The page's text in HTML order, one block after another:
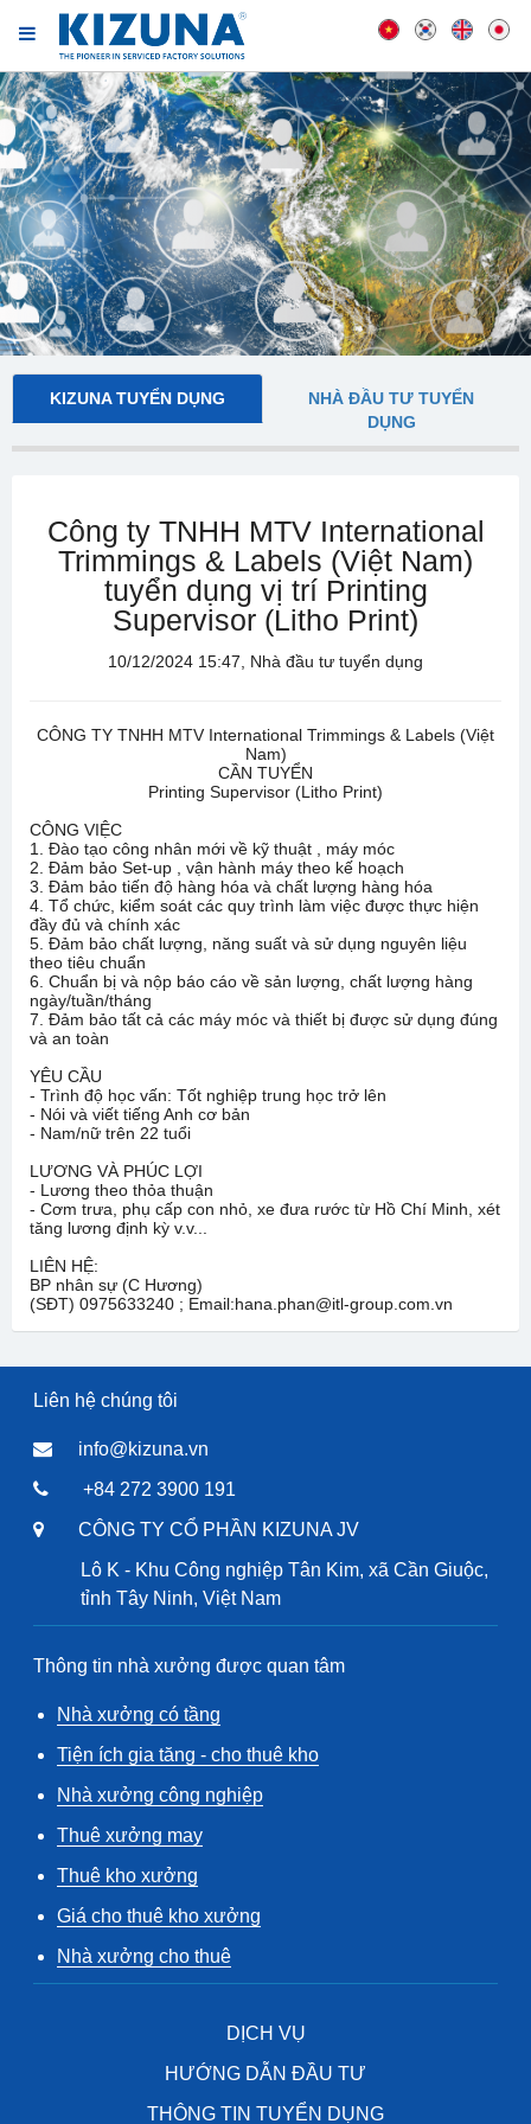
KIZUNA TUYỂN DỤNG
NHÀ ĐẦU TƯ TUYỂN
DỤNG
Công ty TNHH MTV International
Trimmings & Labels (Việt Nam)
tuyển dụng vị trí Printing
Supervisor (Litho Print)
10/12/2024 15:47, Nhà đầu tư tuyển dụng
CÔNG TY TNHH MTV International Trimmings & Labels (Việt
Nam)
CẦN TUYỂN
Printing Supervisor (Litho Print)
CÔNG VIỆC
1. Đào tạo công nhân mới về kỹ thuật , máy móc
2. Đảm bảo Set-up , vận hành máy theo kế hoạch
3. Đảm bảo tiến độ hàng hóa và chất lượng hàng hóa
4. Tổ chức, kiểm soát các quy trình làm việc được thực hiện
đầy đủ và chính xác
5. Đảm bảo chất lượng, năng suất và sử dụng nguyên liệu
theo tiêu chuẩn
6. Chuẩn bị và nộp báo cáo về sản lượng, chất lượng hàng
ngày/tuần/tháng
7. Đảm bảo tất cả các máy móc và thiết bị được sử dụng đúng
và an toàn
YÊU CẦU
- Trình độ học vấn: Tốt nghiệp trung học trở lên
- Nói và viết tiếng Anh cơ bản
- Nam/nữ trên 22 tuổi
LƯƠNG VÀ PHÚC LỢI
- Lương theo thỏa thuận
- Cơm trưa, phụ cấp con nhỏ, xe đưa rước từ Hồ Chí Minh, xét
tăng lương định kỳ v.v...
LIÊN HỆ:
BP nhân sự (C Hương)
(SĐT) 0975633240 ; Email:hana.phan@itl-group.com.vn
Liên hệ chúng tôi
info@kizuna.vn
+84 272 3900 191
CÔNG TY CỔ PHẦN KIZUNA JV
Lô K - Khu Công nghiệp Tân Kim, xã Cần Giuộc,
tỉnh Tây Ninh, Việt Nam
Thông tin nhà xưởng được quan tâm
Nhà xưởng có tầng
Tiện ích gia tăng - cho thuê kho
Nhà xưởng công nghiệp
Thuê xưởng may
Thuê kho xưởng
Giá cho thuê kho xưởng
Nhà xưởng cho thuê
DỊCH VỤ
HƯỚNG DẪN ĐẦU TƯ
THÔNG TIN TUYỂN DỤNG